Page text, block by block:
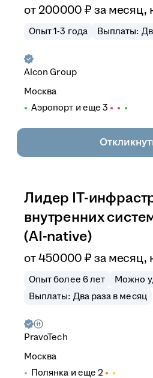
от 200 000 ₽ за месяц,
Опыт 1-3 года Выплаты:
Alcon Group
Москва
Аэропорт и еще 3
Лидер IT-
внутренних
(AI-native)
от450 000 ₽ за месяц,
Опыт более 6 лет
Можно
Выплаты: Два раза в месяц
PravoTech
Москва
Полянка и еще 2